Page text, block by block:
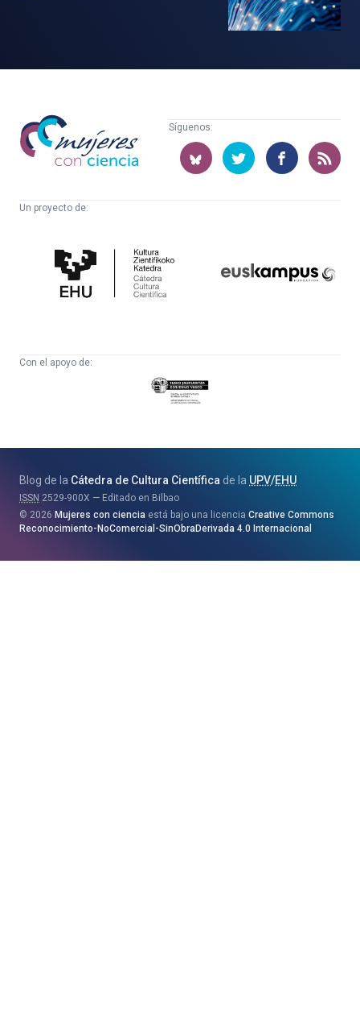
Mujeres
con
ciencia
Síguenos:
Un proyecto de:
Cultura
Científica
Con el apoyo de:
Eusko
Jaurlaritza
eta
Berrikuntza
Saila
Blog de la Cátedra de Cultura Científica de la UPV/EHU
ISSN 2529-900X
Editado en Bilbao
2026 Mujeres con ciencia está bajo una licencia Creative Commons
Reconocimiento-NoComercial-SinObraDerivada 4.0 Internacional